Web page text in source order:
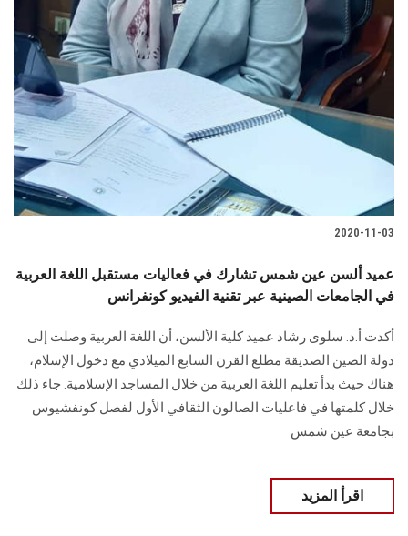
2020-11-03
عميد ألسن عين شمس تشارك في فعاليات مستقبل اللغة العربية
في الجامعات الصينية عبر تقنية الفيديو كونفرانس
أكدت أ.د. سلوى رشاد عميد كلية الألسن، أن اللغة العربية وصلت إلى
دولة الصين الصديقة مطلع القرن السابع الميلادي مع دخول الإسلام،
هناك حيث بدأ تعليم اللغة العربية من خلال المساجد الإسلامية. جاء ذلك
خلال كلمتها في فاعليات الصالون الثقافي الأول لفصل كونفشيوس
بجامعة عين شمس
اقرأ المزيد